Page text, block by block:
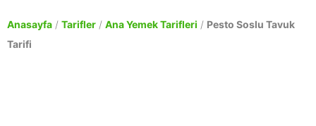
Anasayfa / Tarifler / Ana Yemek Tarifleri / Pesto Soslu Tavuk
Tarifi